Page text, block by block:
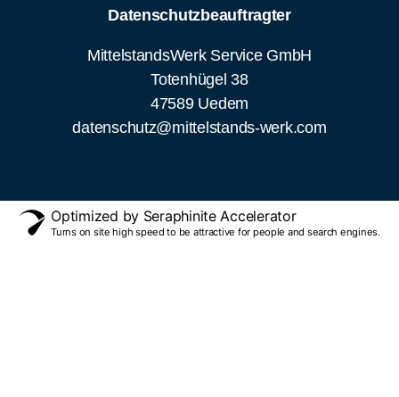
Totenhügel 38
47589 Uedem
datenschutz@mittelstands-werk.com